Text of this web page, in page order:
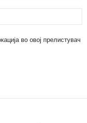
во овој прелистувач